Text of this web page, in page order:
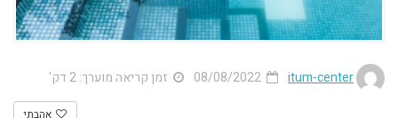
itum-center זמן קריאה מוערך: 2 דק'
אהבתי